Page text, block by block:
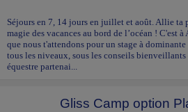
Séjours en 7, 14 jours en juillet et août. Allie ta
magie des vacances au bord de l’océan ! C'est
que nous t'attendons pour un stage à
tous les niveaux, sous les conseils bienveillants
équestre partenai...
Gliss Camp option